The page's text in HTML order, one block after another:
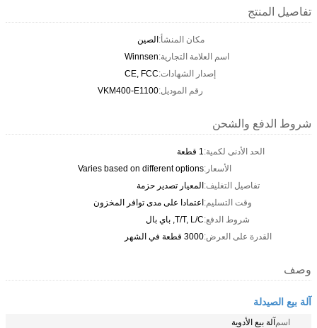
تفاصيل المنتج
مكان المنشأ:الصين
اسم العلامة التجارية:Winnsen
إصدار الشهادات:CE, FCC
رقم الموديل:VKM400-E1100
شروط الدفع والشحن
الحد الأدنى لكمية:1 قطعة
الأسعار:Varies based on different options
تفاصيل التغليف:المعيار تصدير حزمة
وقت التسليم:اعتمادا على مدى توافر المخزون
شروط الدفع:T/T, L/C, باي بال
القدرة على العرض:3000 قطعة في الشهر
وصف
آلة بيع الصيدلة
اسمآلة بيع الأدوية